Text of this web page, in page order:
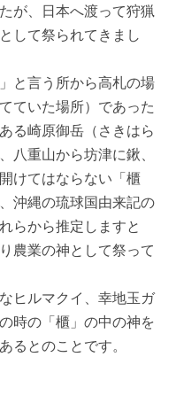
が、日本へ渡って狩猟
して祭られてきまし
と言う所から高札の場
ていた場所）であった
る崎原御岳（さきはら
八重山から坊津に鍬、
けてはならない「櫃
沖縄の琉球国由来記の
らから推定しますと
農業の神として祭って
ヒルマクイ、幸地玉ガ
時の「櫃」の中の神を
るとのことです。